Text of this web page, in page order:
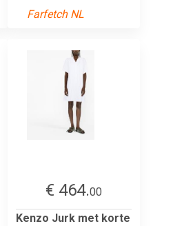
Farfetch NL
€ 464.00
Kenzo Jurk met korte